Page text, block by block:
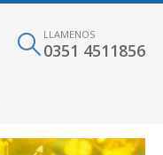
LLAMENOS
0351 4511856